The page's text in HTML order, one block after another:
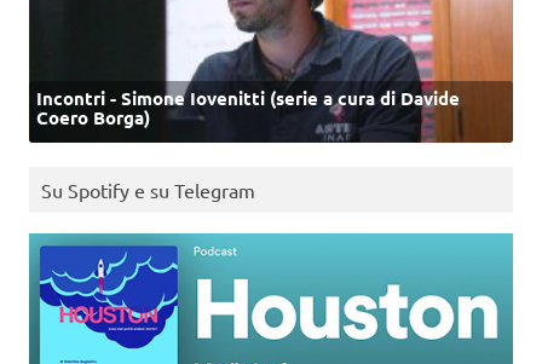
Incontri - Simone Iovenitti (serie a cura di Davide
Coero Borga)
Su Spotify e su Telegram